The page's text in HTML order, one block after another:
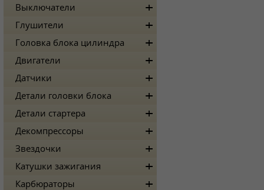
Выключатели
Глушители
Головка блока цилиндра
Двигатели
Датчики
Детали головки блока
Детали стартера
Декомпрессоры
Звездочки
Катушки зажигания
Карбюраторы